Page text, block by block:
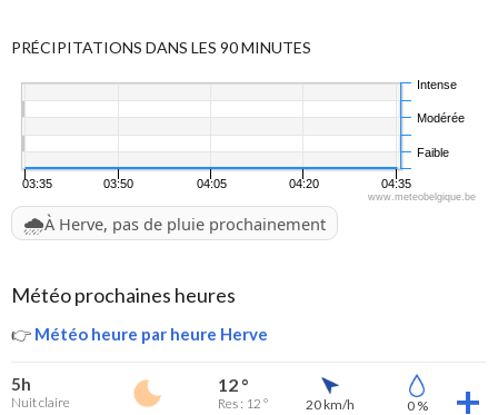
PRÉCIPITATIONS DANS LES 90 MINUTES
03:35 03:50 04:05 04:20 04:35
Faible
Modérée
Intense
www.meteobelgique.be
🌧️À Herve, pas de pluie prochainement
Météo prochaines heures
👉 Météo heure par heure Herve
5h
Nuit claire
12 °
Res : 12 ° 20 km/h 0 %